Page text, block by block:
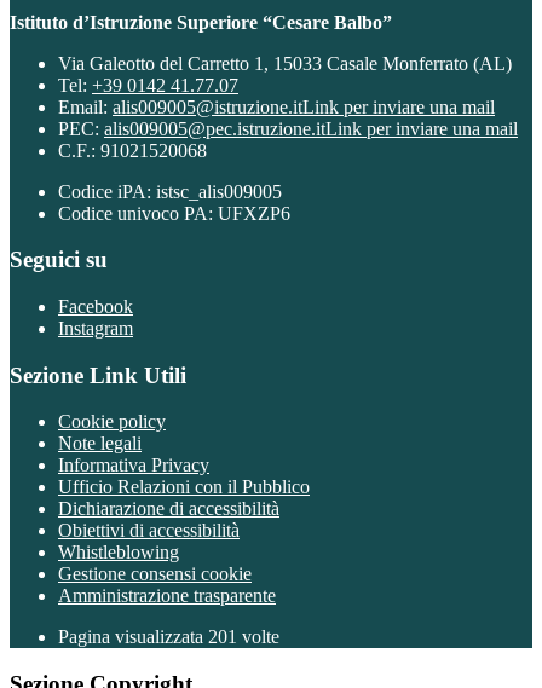
Istituto d’Istruzione Superiore “Cesare Balbo”
Via Galeotto del Carretto 1, 15033 Casale Monferrato (AL)
Tel: +39 0142 41.77.07
Email: alis009005@istruzione.itLink per inviare una mail
PEC: alis009005@pec.istruzione.itLink per inviare una mail
C.F.: 91021520068
Codice iPA: istsc_alis009005
Codice univoco PA: UFXZP6
Seguici su
Facebook
Instagram
Sezione Link Utili
Cookie policy
Note legali
Informativa Privacy
Ufficio Relazioni con il Pubblico
Dichiarazione di accessibilità
Obiettivi di accessibilità
Whistleblowing
Gestione consensi cookie
Amministrazione trasparente
Pagina visualizzata 201 volte